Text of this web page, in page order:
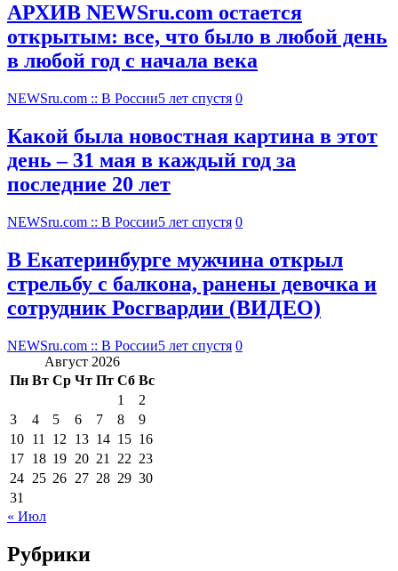
АРХИВ NEWSru.com остается
открытым: все, что было в любой день
в любой год с начала века
NEWSru.com :: В России5 лет спустя 0
Какой была новостная картина в этот
день – 31 мая в каждый год за
последние 20 лет
NEWSru.com :: В России5 лет спустя 0
В Екатеринбурге мужчина открыл
стрельбу с балкона, ранены девочка и
сотрудник Росгвардии (ВИДЕО)
NEWSru.com :: В России5 лет спустя 0
Август 2026
Пн Вт Ср Чт Пт Сб Вс
1
2
3
4 5 6 7 8
9
10 11 12 13 14 15 16
17 18 19 20 21 22 23
24 25 26 27 28 29 30
31
« Июл
Рубрики